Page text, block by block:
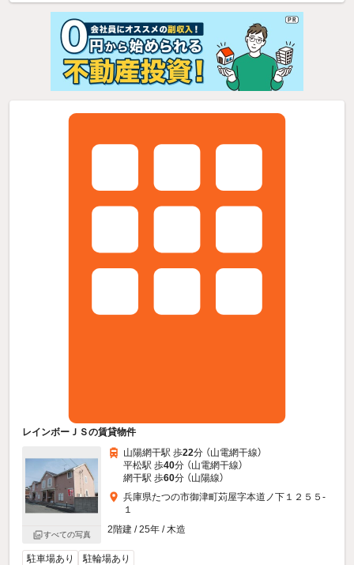
レインボーＪＳの賃貸物件
すべての写真
山陽網干駅 歩22分 （山電網干線）
平松駅 歩40分 （山電網干線）
網干駅 歩60分 （山陽線）
兵庫県たつの市御津町苅屋字本道ノ下１２５５-
１
2階建 / 25年 / 木造
駐車場あり 駐輪場あり